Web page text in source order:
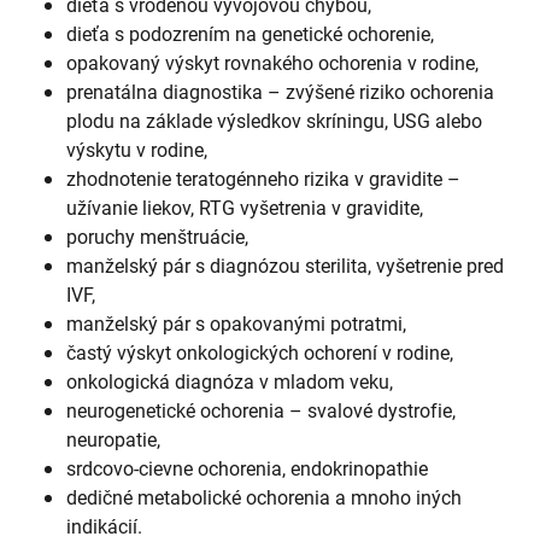
dieťa s podozrením na genetické ochorenie,
opakovaný výskyt rovnakého ochorenia v rodine,
prenatálna diagnostika – zvýšené riziko ochorenia
plodu na základe výsledkov skríningu, USG alebo
výskytu v rodine,
zhodnotenie teratogénneho rizika v gravidite –
užívanie liekov, RTG vyšetrenia v gravidite,
poruchy menštruácie,
manželský pár s diagnózou sterilita, vyšetrenie pred
IVF,
manželský pár s opakovanými potratmi,
častý výskyt onkologických ochorení v rodine,
onkologická diagnóza v mladom veku,
neurogenetické ochorenia – svalové dystrofie,
neuropatie,
srdcovo-cievne ochorenia, endokrinopathie
dedičné metabolické ochorenia a mnoho iných
indikácií.